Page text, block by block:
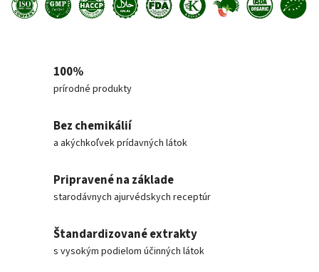
100%
prírodné produkty
Bez chemikálií
a akýchkoľvek prídavných látok
Pripravené na základe
starodávnych ajurvédskych receptúr
Štandardizované extrakty
s vysokým podielom účinných látok